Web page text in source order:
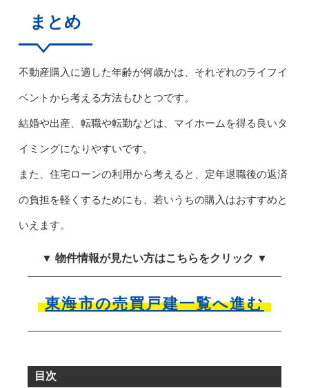
まとめ
不動産購入に適した年齢が何歳かは、それぞれのライフイ
ベントから考える方法もひとつです。
結婚や出産、転職や転勤などは、マイホームを得る良いタ
イミングになりやすいです。
また、住宅ローンの利用から考えると、定年退職後の返済
の負担を軽くするためにも、若いうちの購入はおすすめと
いえます。
▼ 物件情報が見たい方はこちらをクリック ▼
東海市の売買戸建一覧へ進む
目次